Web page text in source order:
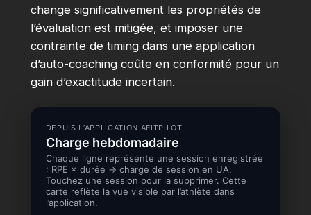
change significativement les propriétés de
l’évaluation est mitigée, et imposer une
contrainte de timing dans une application
d’auto-coaching coûte en conformité pour un
gain d’exactitude incertain.
DEPUIS L’APPLICATION AFITPILOT
Charge hebdomadaire
Chaque ligne représente une session enregistrée
: RPE × durée → charge de session en UA.
Touchez une session pour la supprimer. Cette
carte reflète la vue visible par l’athlète dans
l’application.